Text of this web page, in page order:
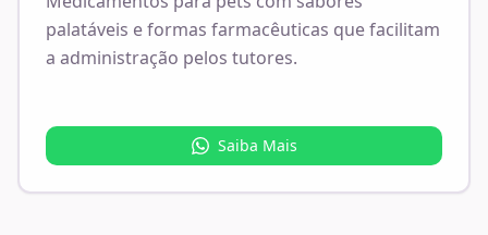
palatáveis e formas farmacêuticas que facilitam
a administração pelos tutores.
Saiba Mais